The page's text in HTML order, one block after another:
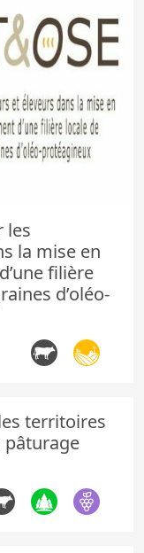
les
la mise en
filière
d’oléo-
territoires
pâturage